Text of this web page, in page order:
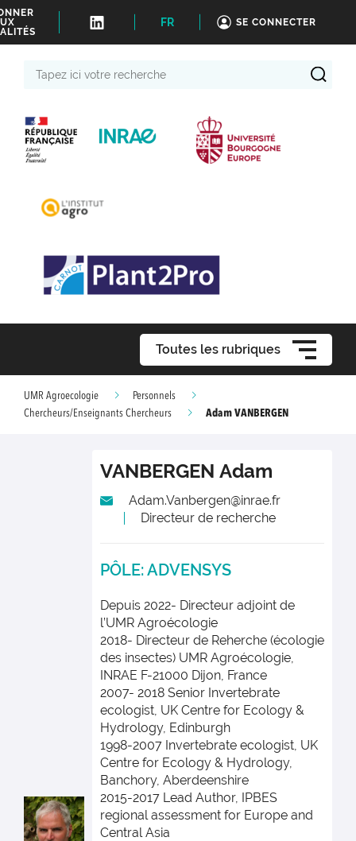
FR SE CONNECTER
Toutes les rubriques
UMR Agroecologie
Personnels
Chercheurs/Enseignants Chercheurs
Adam VANBERGEN
VANBERGEN Adam
Adam.Vanbergen@inrae.fr
Directeur de recherche
PÔLE: ADVENSYS
Depuis 2022- Directeur adjoint de
l’UMR Agroécologie
2018- Directeur de Reherche (écologie
des insectes) UMR Agroécologie,
INRAE F-21000 Dijon, France
2007- 2018 Senior Invertebrate
ecologist, UK Centre for Ecology &
Hydrology, Edinburgh
1998-2007 Invertebrate ecologist, UK
Centre for Ecology & Hydrology,
Banchory, Aberdeenshire
2015-2017 Lead Author, IPBES
regional assessment for Europe and
Central Asia